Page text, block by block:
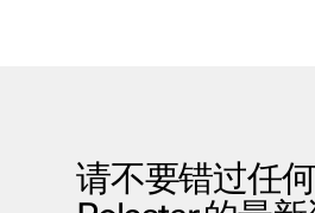
请不要错过任何